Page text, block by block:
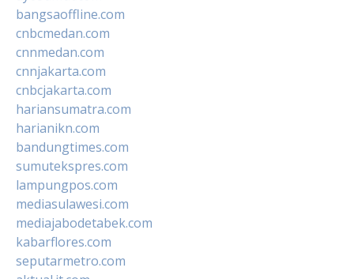
bangsaoffline.com
cnbcmedan.com
cnnmedan.com
cnnjakarta.com
cnbcjakarta.com
hariansumatra.com
harianikn.com
bandungtimes.com
sumutekspres.com
lampungpos.com
mediasulawesi.com
mediajabodetabek.com
kabarflores.com
seputarmetro.com